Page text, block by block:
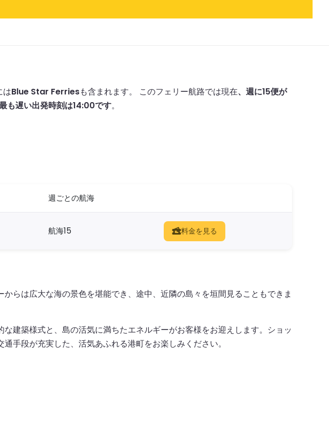
はBlue Star Ferriesも含まれます。 このフェリー航路では現在、週に15便が
も遅い出発時刻は14:00です。
週ごとの航海
航海15 料金を見る
らは広大な海の景色を堪能でき、途中、近隣の島々を垣間見ることもできま
建築様式と、島の活気に満ちたエネルギーがお客様をお迎えします。ショッ
手段が充実した、活気あふれる港町をお楽しみください。